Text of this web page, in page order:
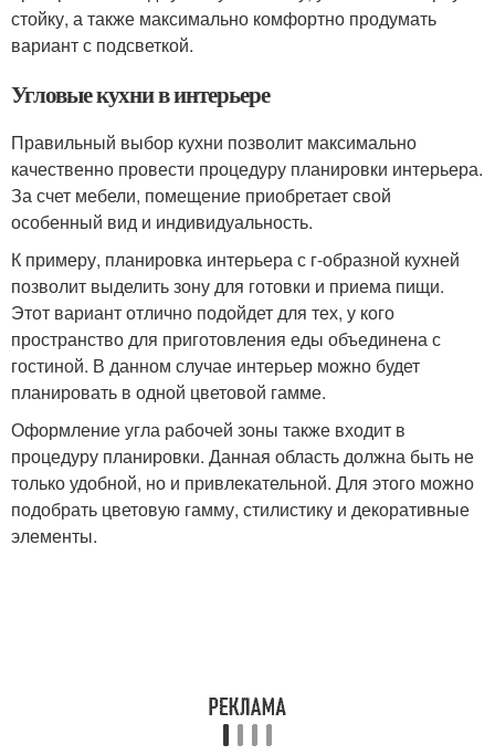
стойку, а также максимально комфортно продумать
вариант с подсветкой.
Угловые кухни в интерьере
Правильный выбор кухни позволит максимально
качественно провести процедуру планировки интерьера.
За счет мебели, помещение приобретает свой
особенный вид и индивидуальность.
К примеру, планировка интерьера с г-образной кухней
позволит выделить зону для готовки и приема пищи.
Этот вариант отлично подойдет для тех, у кого
пространство для приготовления еды объединена с
гостиной. В данном случае интерьер можно будет
планировать в одной цветовой гамме.
Оформление угла рабочей зоны также входит в
процедуру планировки. Данная область должна быть не
только удобной, но и привлекательной. Для этого можно
подобрать цветовую гамму, стилистику и декоративные
элементы.